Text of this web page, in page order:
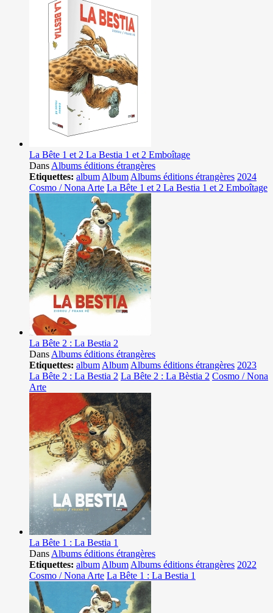
La Bête 1 et 2 La Bestia 1 et 2 Emboîtage
Dans Albums éditions étrangères
Etiquettes: album Album Albums éditions étrangères 2024
Cosmo / Nona Arte La Bête 1 et 2 La Bestia 1 et 2 Emboîtage
La Bête 2 : La Bestia 2
Dans Albums éditions étrangères
Etiquettes: album Album Albums éditions étrangères 2023
La Bête 2 : La Bestia 2 La Bête 2 : La Bèstia 2 Cosmo / Nona
Arte
La Bête 1 : La Bestia 1
Dans Albums éditions étrangères
Etiquettes: album Album Albums éditions étrangères 2022
Cosmo / Nona Arte La Bête 1 : La Bestia 1